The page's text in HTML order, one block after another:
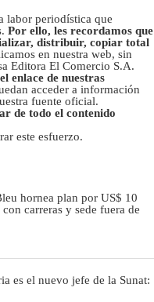
labor periodística que
Por ello, les recordamos que
distribuir, copiar total
en nuestra web, sin
Editora El Comercio S.A.
enlace de nuestras
acceder a información
fuente oficial.
de todo el contenido
este esfuerzo.
hornea plan por US$ 10
carreras y sede fuera de
es el nuevo jefe de la Sunat: